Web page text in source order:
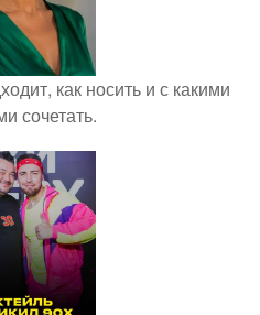
как носить и с какими
сочетать.